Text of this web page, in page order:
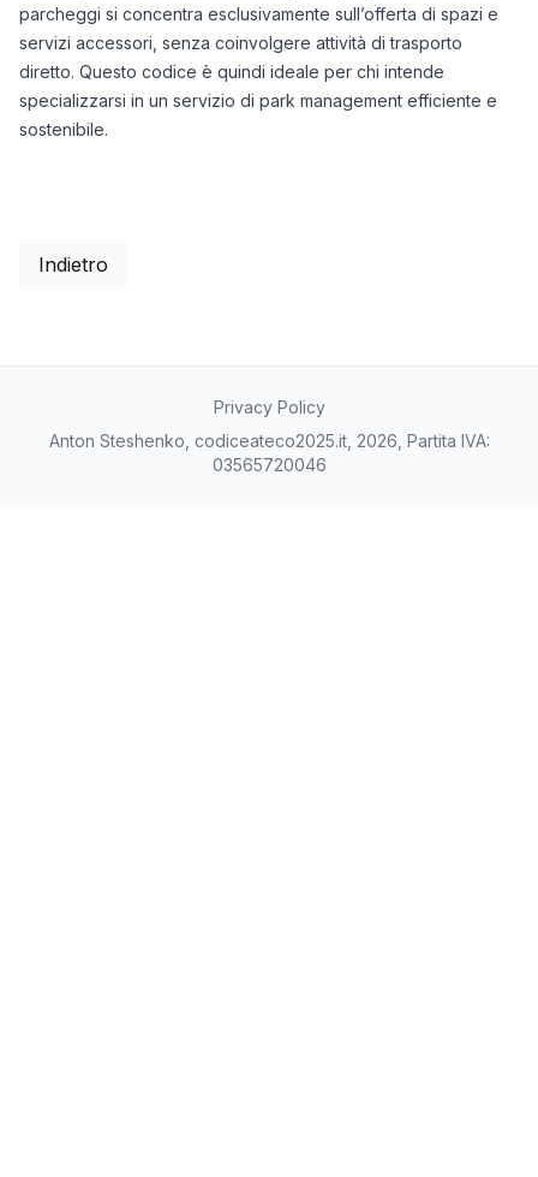
parcheggi si concentra esclusivamente sull’offerta di spazi e
servizi accessori, senza coinvolgere attività di trasporto
diretto. Questo codice è quindi ideale per chi intende
specializzarsi in un servizio di park management efficiente e
sostenibile.
Indietro
Privacy Policy
Anton Steshenko, codiceateco2025.it, 2026, Partita IVA:
03565720046